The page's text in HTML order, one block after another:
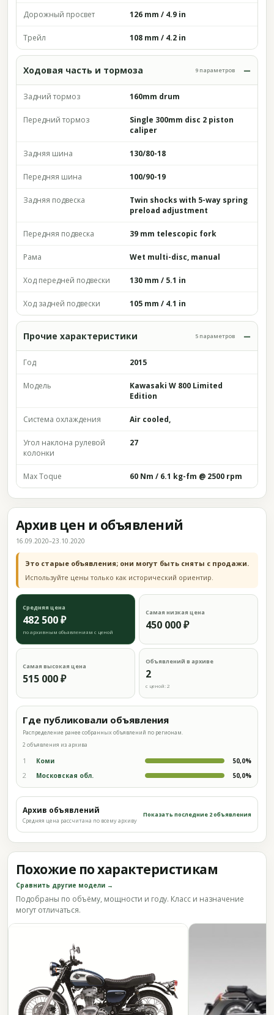
Дорожный просвет 126 mm / 4.9 in
Трейл 108 mm / 4.2 in
Ходовая часть и тормоза 9 параметров
Задний тормоз 160mm drum
Передний тормоз
Single 300mm disc 2 piston
caliper
Задняя шина 130/80-18
Передняя шина 100/90-19
Задняя подвеска
Twin shocks with 5-way spring
preload adjustment
Передняя подвеска 39 mm telescopic fork
Рама Wet multi-disc, manual
Ход передней подвески 130 mm / 5.1 in
Ход задней подвески 105 mm / 4.1 in
Прочие характеристики 5 параметров
Год 2015
Модель
Kawasaki W 800 Limited
Edition
Система охлаждения Air cooled,
Угол наклона рулевой
колонки
27
Max Toque 60 Nm / 6.1 kg-fm @ 2500 rpm
Архив цен и объявлений
16.09.2020–23.10.2020
Это старые объявления; они могут быть сняты с продажи.
Используйте цены только как исторический ориентир.
Средняя цена
482 500 ₽
по архивным объявлениям с ценой
Самая низкая цена
450 000 ₽
Самая высокая цена
515 000 ₽
Объявлений в архиве
2
с ценой: 2
Где публиковали объявления
Распределение ранее собранных объявлений по регионам.
2 объявления из архива
1 Коми 50,0%
2 Московская обл. 50,0%
Архив объявлений
Средняя цена рассчитана по всему архиву
Показать последние 2 объявления
Похожие по характеристикам
Сравнить другие модели →
Подобраны по объёму, мощности и году. Класс и назначение
могут отличаться.